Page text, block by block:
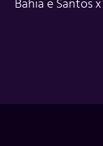
Bahia e Santos